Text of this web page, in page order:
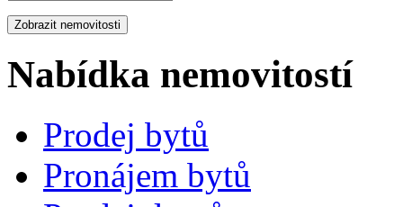
Nabídka nemovitostí
Prodej bytů
Pronájem bytů